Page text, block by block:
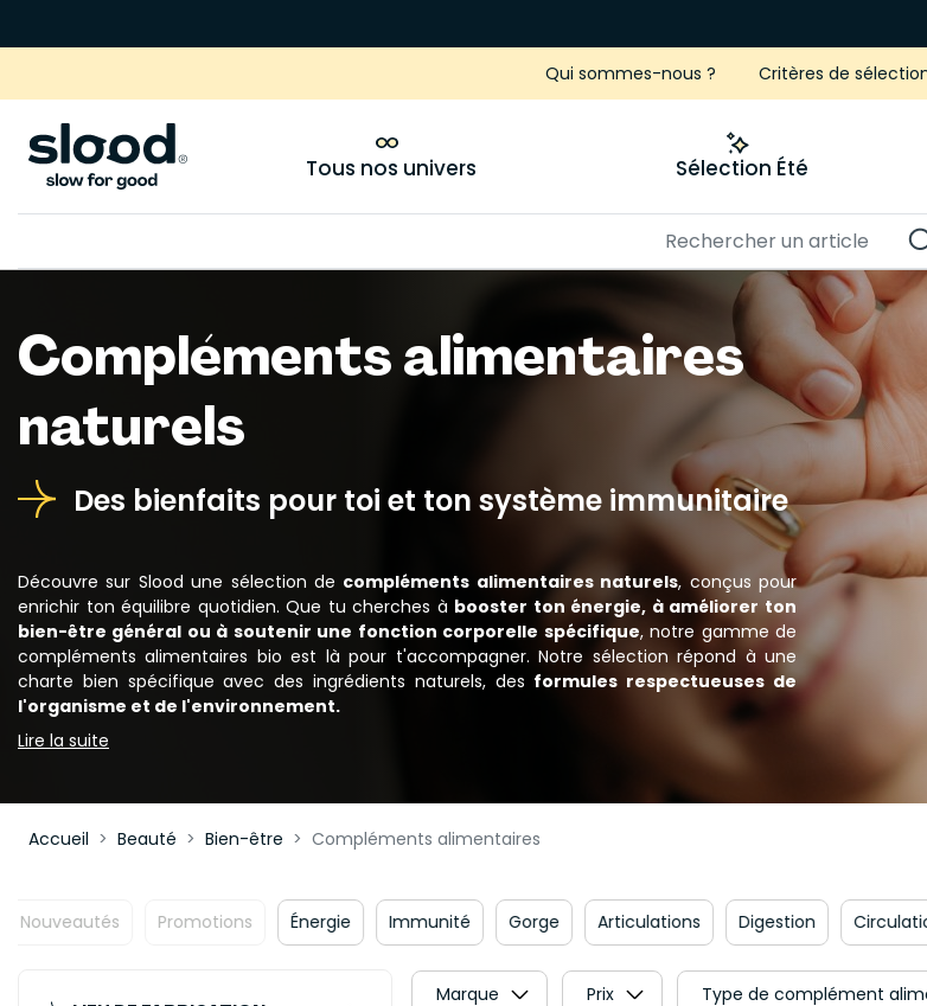
Qui sommes-nous ? Critères de
Tous nos univers Sélection Été
Compléments alimentaires
naturels
Des bienfaits pour toi et ton système immunitaire
Découvre sur Slood une sélection de compléments alimentaires naturels, conçus pour
enrichir ton équilibre quotidien. Que tu cherches à booster ton énergie, à améliorer ton
bien-être général ou à soutenir une fonction corporelle spécifique, notre gamme de
compléments alimentaires bio est là pour t'accompagner. Notre sélection répond à une
charte bien spécifique avec des ingrédients naturels, des formules respectueuses de
l'organisme et de l'environnement.
Lire la suite
Accueil Beauté Bien-être Compléments alimentaires
Promotions Énergie Immunité Gorge Articulations Digestion Circulation
Marque Prix Type de complément